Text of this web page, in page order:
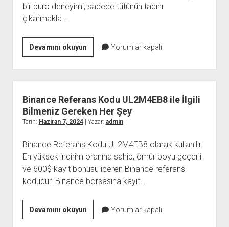
bir puro deneyimi, sadece tütünün tadını
çıkarmakla…
Devamını okuyunPuro
İçmenin
Keyifli
Yanları
Yorumlar kapalı
Binance Referans Kodu UL2M4EB8 ile İlgili
Bilmeniz Gereken Her Şey
Tarih: Haziran 7, 2024| Yazar: admin
Binance Referans Kodu UL2M4EB8 olarak kullanılır.
En yüksek indirim oranına sahip, ömür boyu geçerli
ve 600$ kayıt bonusu içeren Binance referans
kodudur. Binance borsasına kayıt…
Devamını okuyunBinance
Referans
Yorumlar kapalı